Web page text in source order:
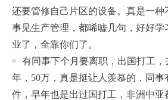
还要管修自己片区的设备。真是一种
事见生产管理，都唏嘘几句，好好学
业了，全靠你们了。
有同事下个月要离职，出国打工
年，50万，真是挺让人羡慕的，同事
件，早年也是出过国打工，非洲中亚